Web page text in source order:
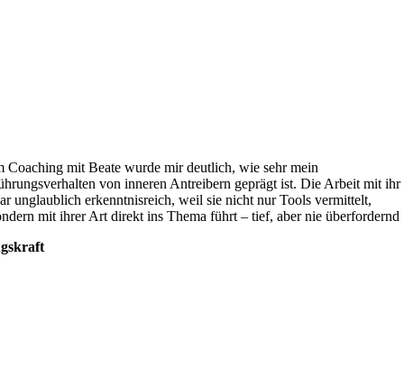
Coaching mit Beate wurde mir deutlich, wie sehr mein
von inneren Antreibern geprägt ist. Die Arbeit mit ihr
unglaublich erkenntnisreich, weil sie nicht nur Tools vermittelt,
mit ihrer Art direkt ins Thema führt – tief, aber nie überfordernd